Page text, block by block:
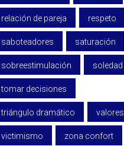
relación de pareja respeto
saboteadores saturación
sobreestimulación soledad
tomar decisiones
triángulo dramático valores
victimismo zona confort